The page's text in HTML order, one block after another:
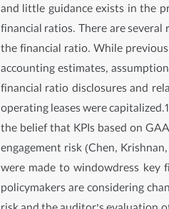
and little guidance exists in the
financial ratios. There are
the financial ratio. While
accounting estimates,
financial ratio disclosures and
operating leases were
the belief that KPIs based on
engagement risk (Chen,
were made to windowdress key
policymakers are considering